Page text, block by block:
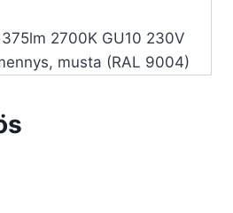
2700K GU10 230V
musta (RAL 9004)